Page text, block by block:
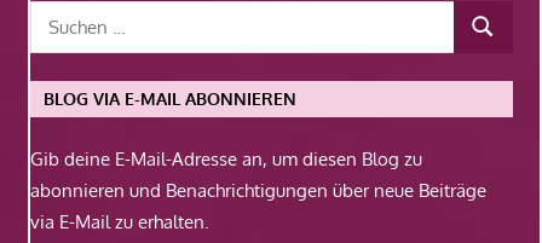
BLOG VIA E-MAIL ABONNIEREN
Gib deine E-Mail-Adresse an, um diesen Blog zu
abonnieren und Benachrichtigungen über neue Beiträge
via E-Mail zu erhalten.